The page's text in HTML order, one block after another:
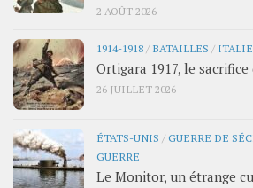
2 AOÛT 2026
1914-1918 / BATAILLES / ITALIE
Ortigara 1917, le sacrifice
26 JUILLET 2026
ÉTATS-UNIS /GUERRE DE
GUERRE
Le Monitor, un étrange